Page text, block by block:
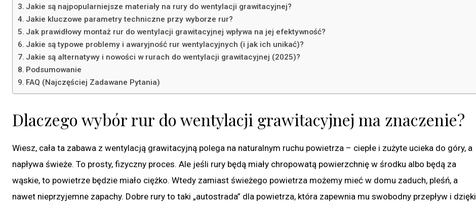
Jakie są najpopularniejsze materiały na rury do wentylacji grawitacyjnej?
Jakie kluczowe parametry techniczne przy wyborze rur?
Jak prawidłowy montaż rur do wentylacji grawitacyjnej wpływa na jej efektywność?
Jakie są typowe problemy i awaryjność rur wentylacyjnych (i jak ich unikać)?
Jakie są alternatywy i nowości w rurach do wentylacji grawitacyjnej (2025)?
Podsumowanie
FAQ (Najczęściej Zadawane Pytania)
Dlaczego wybór rur do wentylacji grawitacyjnej ma znaczenie?
Wiesz, cała ta zabawa z wentylacją grawitacyjną polega na naturalnym ruchu powietrza – ciepłe i zużyte ucieka do góry, a
napływa świeże. To prosty, fizyczny proces. Ale jeśli rury będą miały chropowatą powierzchnię w środku albo będą za
wąskie, to powietrze będzie miało ciężko. Wtedy zamiast świeżego powietrza możemy mieć w domu zaduch, pleśń, a
nawet nieprzyjemne zapachy. Dobre rury to taki „autostrada” dla powietrza, która zapewnia mu swobodny przepływ i dzięki